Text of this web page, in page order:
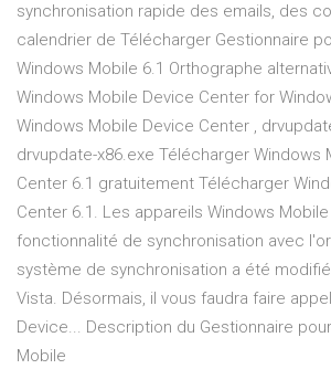
synchronisation rapide des emails, des
calendrier de Télécharger Gestionnaire
Windows Mobile 6.1 Orthographe
Windows Mobile Device Center for
Windows Mobile Device Center ,
drvupdate-x86.exe Télécharger Windows
Center 6.1 gratuitement Télécharger
Center 6.1. Les appareils Windows
fonctionnalité de synchronisation avec
système de synchronisation a été
Vista. Désormais, il vous faudra faire
Device... Description du Gestionnaire
Mobile